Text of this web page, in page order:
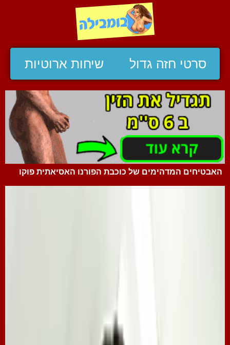
סרטי חזה גדול שיחות ארוטיות
האבטיחים המדהימים של כוכבת הפורנו האסיאתית פוקו